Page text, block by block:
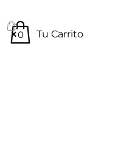
0
0 Tu Carrito